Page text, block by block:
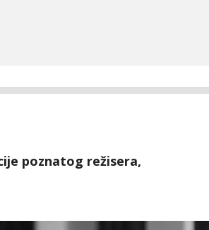
poznatog režisera,